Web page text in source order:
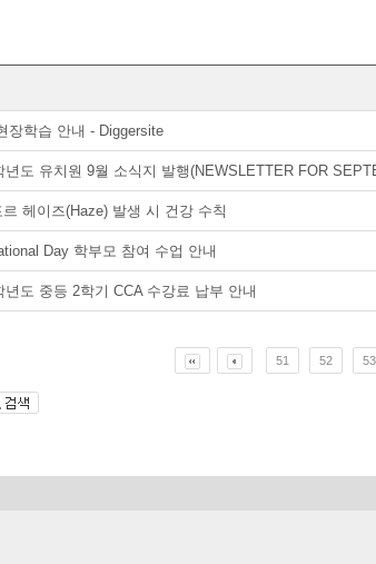
장학습 안내 - Diggersite
년도 유치원 9월 소식지 발행(NEWSLETTER FOR
르 헤이즈(Haze) 발생 시 건강 수칙
Day 학부모 참여 수업 안내
년도 중등 2학기 CCA 수강료 납부 안내
51 52 53